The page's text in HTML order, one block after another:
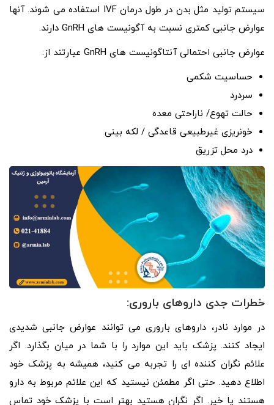
سیستم تولید مثل بدن در طول درمان IVF استفاده می شوند. آنها
عوارض جانبی کمتری نسبت به آگونیست های GnRH دارند.
عوارض جانبی احتمالی آنتاگونیست های GnRH عبارتند از:
حساسیت شکمی
سردرد
حالت تهوع/ ناراحتی معده
خونریزی غیرطبیعی قاعدگی / لکه بینی
درد محل تزریق
خطرات جدی داروهای باروری:
در موارد نادر، داروهای باروری می توانند عوارض جانبی شدیدی
ایجاد کنند. پزشک باید این موارد را با شما در میان بگذارد. اگر
علائم نگران کننده ای را تجربه می کنید، همیشه به پزشک خود
اطلاع دهید. حتی اگر مطمئن نیستید که این علائم مربوط به دارو
هستند یا خیر. اگر نگران هستید بهتر است با پزشک خود تماس